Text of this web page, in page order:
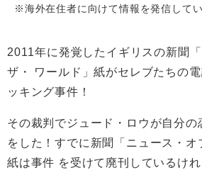
※海外在住者に向けて情報を発信してい
2011年に発覚したイギリスの新聞
ザ・ ワールド」紙がセレブたちの
ッキング事件！
その裁判でジュード・ロウが自分の
をした！すでに新聞「ニュース・オ
紙は事件 を受けて廃刊しているけ